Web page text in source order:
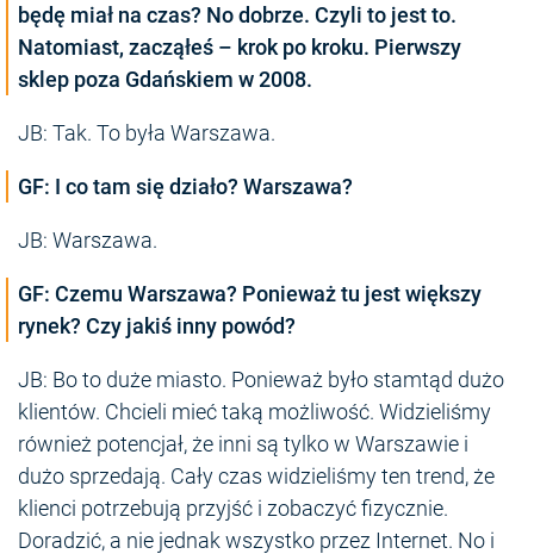
będę miał na czas? No dobrze. Czyli to jest to.
Natomiast, zacząłeś – krok po kroku. Pierwszy
sklep poza Gdańskiem w 2008.
JB: Tak. To była Warszawa.
GF: I co tam się działo? Warszawa?
JB: Warszawa.
GF: Czemu Warszawa? Ponieważ tu jest większy
rynek? Czy jakiś inny powód?
JB: Bo to duże miasto. Ponieważ było stamtąd dużo
klientów. Chcieli mieć taką możliwość. Widzieliśmy
również potencjał, że inni są tylko w Warszawie i
dużo sprzedają. Cały czas widzieliśmy ten trend, że
klienci potrzebują przyjść i zobaczyć fizycznie.
Doradzić, a nie jednak wszystko przez Internet. No i